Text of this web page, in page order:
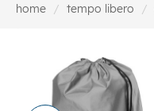
home tempo libero